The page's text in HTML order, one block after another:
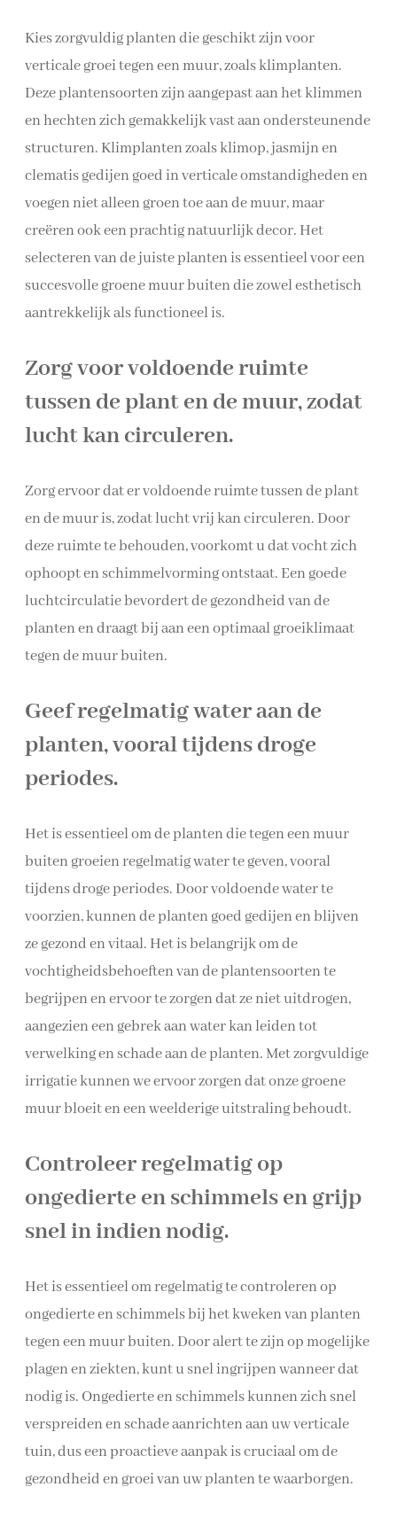
Kies zorgvuldig planten die geschikt zijn voor
verticale groei tegen een muur, zoals klimplanten.
Deze plantensoorten zijn aangepast aan het klimmen
en hechten zich gemakkelijk vast aan ondersteunende
structuren. Klimplanten zoals klimop, jasmijn en
clematis gedijen goed in verticale omstandigheden en
voegen niet alleen groen toe aan de muur, maar
creëren ook een prachtig natuurlijk decor. Het
selecteren van de juiste planten is essentieel voor een
succesvolle groene muur buiten die zowel esthetisch
aantrekkelijk als functioneel is.
Zorg voor voldoende ruimte
tussen de plant en de muur, zodat
lucht kan circuleren.
Zorg ervoor dat er voldoende ruimte tussen de plant
en de muur is, zodat lucht vrij kan circuleren. Door
deze ruimte te behouden, voorkomt u dat vocht zich
ophoopt en schimmelvorming ontstaat. Een goede
luchtcirculatie bevordert de gezondheid van de
planten en draagt bij aan een optimaal groeiklimaat
tegen de muur buiten.
Geef regelmatig water aan de
planten, vooral tijdens droge
periodes.
Het is essentieel om de planten die tegen een muur
buiten groeien regelmatig water te geven, vooral
tijdens droge periodes. Door voldoende water te
voorzien, kunnen de planten goed gedijen en blijven
ze gezond en vitaal. Het is belangrijk om de
vochtigheidsbehoeften van de plantensoorten te
begrijpen en ervoor te zorgen dat ze niet uitdrogen,
aangezien een gebrek aan water kan leiden tot
verwelking en schade aan de planten. Met zorgvuldige
irrigatie kunnen we ervoor zorgen dat onze groene
muur bloeit en een weelderige uitstraling behoudt.
Controleer regelmatig op
ongedierte en schimmels en grijp
snel in indien nodig.
Het is essentieel om regelmatig te controleren op
ongedierte en schimmels bij het kweken van planten
tegen een muur buiten. Door alert te zijn op mogelijke
plagen en ziekten, kunt u snel ingrijpen wanneer dat
nodig is. Ongedierte en schimmels kunnen zich snel
verspreiden en schade aanrichten aan uw verticale
tuin, dus een proactieve aanpak is cruciaal om de
gezondheid en groei van uw planten te waarborgen.